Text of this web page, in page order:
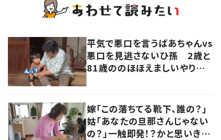
平気で悪口を言うばあちゃんvs
悪口を見逃さないひ孫 2歳と
81歳ののほほえましいやり取り
嫁「この落ちてる靴下、誰の？」
姑「あなたの旦那さんじゃない
の？」一触即発！？かと思いき